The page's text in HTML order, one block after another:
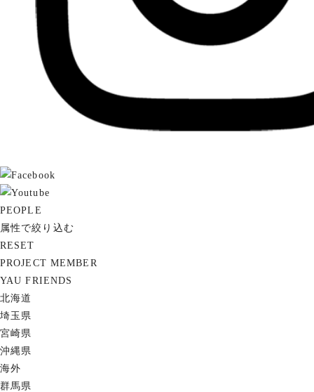
PEOPLE
属性で絞り込む
RESET
PROJECT MEMBER
YAU FRIENDS
北海道
埼玉県
宮崎県
沖縄県
海外
群馬県